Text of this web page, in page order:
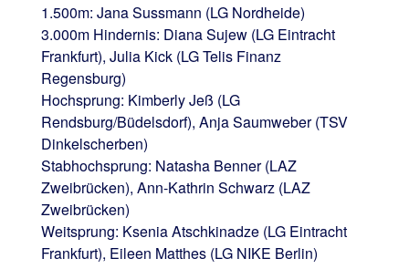
1.500m: Jana Sussmann (LG Nordheide)
3.000m Hindernis: Diana Sujew (LG Eintracht
Frankfurt), Julia Kick (LG Telis Finanz
Regensburg)
Hochsprung: Kimberly Jeß (LG
Rendsburg/Büdelsdorf), Anja Saumweber (TSV
Dinkelscherben)
Stabhochsprung: Natasha Benner (LAZ
Zweibrücken), Ann-Kathrin Schwarz (LAZ
Zweibrücken)
Weitsprung: Ksenia Atschkinadze (LG Eintracht
Frankfurt), Eileen Matthes (LG NIKE Berlin)